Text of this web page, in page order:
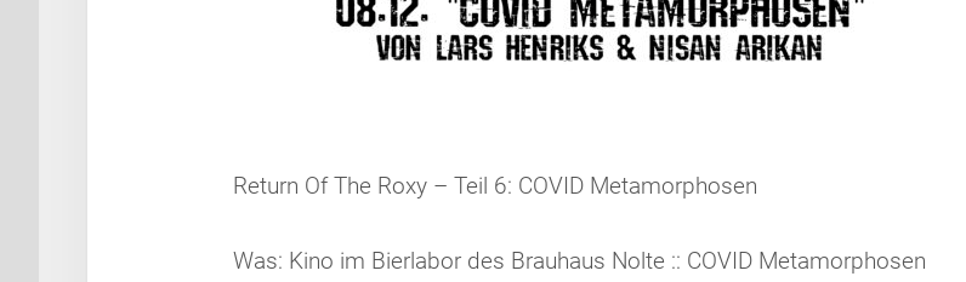
Return Of The Roxy – Teil 6: COVID Metamorphosen
Was: Kino im Bierlabor des Brauhaus Nolte :: COVID Metamorphosen